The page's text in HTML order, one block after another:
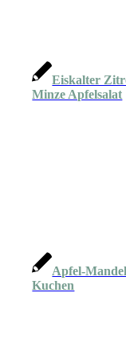
Eiskalter
Minze Apfelsalat
Apfel-
Kuchen